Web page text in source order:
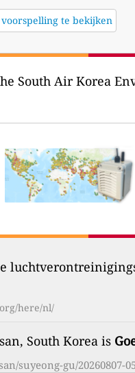
te bekijken
South Air Korea
here/nl/
South Korea is
suyeong-gu/20260807-